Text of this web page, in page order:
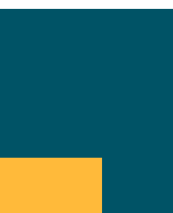
? Vai alla pagina della